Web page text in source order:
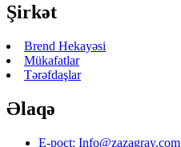
Şirkət
Brend Hekayəsi
Mükafatlar
Tərəfdaşlar
Əlaqə
E-poçt: Info@zazagray.com